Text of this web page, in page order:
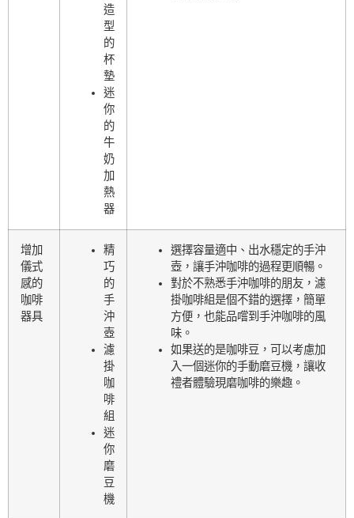
造
型
的
杯
墊
迷
你
的
牛
奶
加
熱
器
增加
儀式
感的
咖啡
器具
精
巧
的
手
沖
壺
濾
掛
咖
啡
組
迷
你
磨
豆
機
選擇容量適中、出水穩定的手沖
壺，讓手沖咖啡的過程更順暢。
對於不熟悉手沖咖啡的朋友，濾
掛咖啡組是個不錯的選擇，簡單
方便，也能品嚐到手沖咖啡的風
味。
如果送的是咖啡豆，可以考慮加
入一個迷你的手動磨豆機，讓收
禮者體驗現磨咖啡的樂趣。